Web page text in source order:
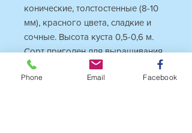
конические, толстостенные (8-10
мм), красного цвета, сладкие и
сочные. Высота куста 0,5-0,6 м.
Сорт пригоден для выращивания
в теплицах.
Phone Email Facebook